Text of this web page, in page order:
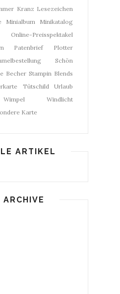
Kranz Lesezeichen
Minialbum
Minikatalog
Online-Preisspektakel
Patenbrief
Plotter
Schön
Becher Stampin Blends
Tütschild
Urlaub
Wimpel
Windlicht
Karte
ARTIKEL
ARCHIVE